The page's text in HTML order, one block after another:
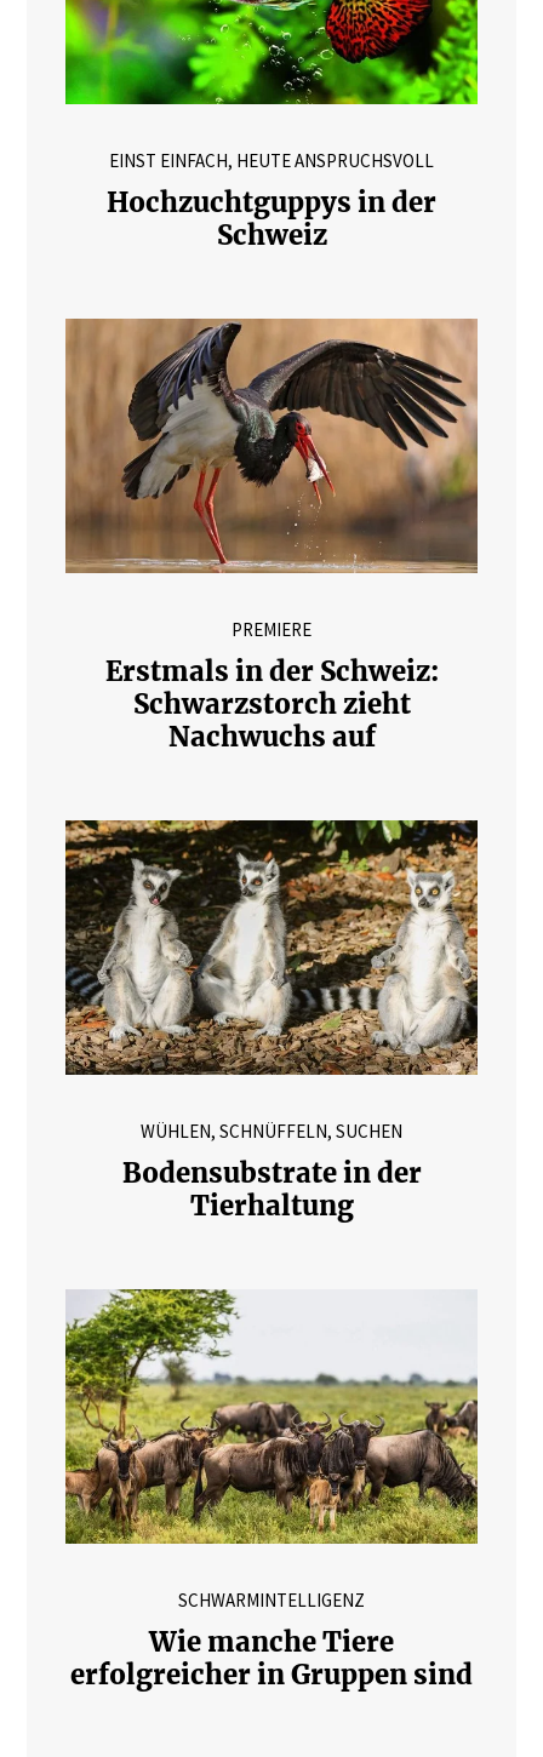
EINST EINFACH, HEUTE ANSPRUCHSVOLL
Hochzuchtguppys in der
Schweiz
PREMIERE
Erstmals in der Schweiz:
Schwarzstorch zieht
Nachwuchs auf
WÜHLEN, SCHNÜFFELN, SUCHEN
Bodensubstrate in der
Tierhaltung
SCHWARMINTELLIGENZ
Wie manche Tiere
erfolgreicher in Gruppen sind